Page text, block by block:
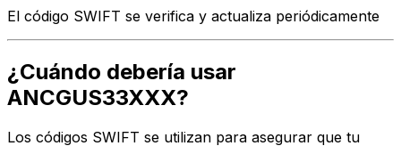
El código SWIFT se verifica y actualiza periódicamente
¿Cuándo debería usar
ANCGUS33XXX?
Los códigos SWIFT se utilizan para asegurar que tu